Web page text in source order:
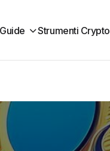
Guide Strumenti Crypto